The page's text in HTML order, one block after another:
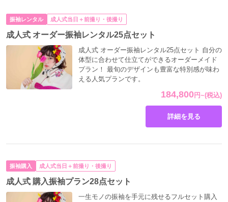
振袖レンタル 成人式当日＋前撮り・後撮り
成人式 オーダー振袖レンタル25点セット
184,800 円~(税込)
成人式 オーダー振袖レンタル25点セット 自分の
体型に合わせて仕立てができるオーダーメイド
プラン！ 最旬のデザインも豊富な特別感が味わ
える人気プランです。
詳細を見る
振袖購入 成人式当日＋前撮り・後撮り
成人式 購入振袖プラン28点セット
一生モノの振袖を手元に残せるフルセット購入